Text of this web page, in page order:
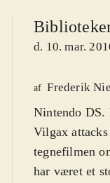
d. 10. mar.
af Frederik
Nintendo DS.
Vilgax attacks
tegnefilmen
har været et